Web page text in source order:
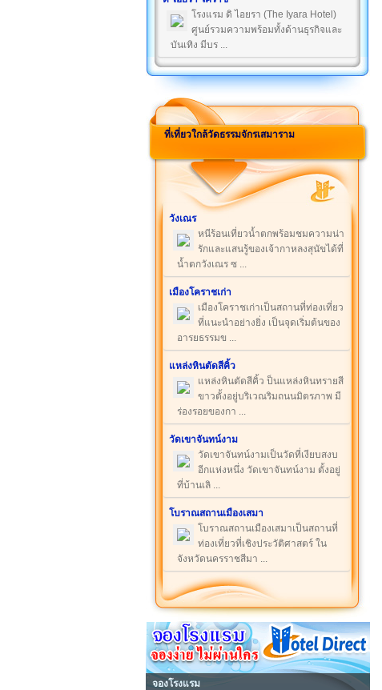
โรงแรม ดิ ไอยรา (The Iyara Hotel)
ศูนย์รวมความพร้อมทั้งด้านธุรกิจและ
บันเทิง มีบร ...
ที่เที่ยวใกล้วัดธรรมจักรเสมาราม
วังเณร
หนีร้อนเที่ยวน้ำตกพร้อมชมความน่า
รักและแสนรู้ของเจ้ากาหลงสุนัขได้ที่
น้ำตกวังเณร ซ ...
เมืองโคราชเก่า
เมืองโคราชเก่าเป็นสถานที่ท่องเที่ยว
ที่แนะนำอย่างยิ่ง เป็นจุดเริ่มต้นของ
อารยธรรมข ...
แหล่งหินตัดสีคิ้ว
แหล่งหินตัดสีคิ้ว ป็นแหล่งหินทรายสี
ขาวตั้งอยู่บริเวณริมถนนมิตรภาพ มี
ร่องรอยของกา ...
วัดเขาจันทน์งาม
วัดเขาจันทน์งามเป็นวัดที่เงียบสงบ
อีกแห่งหนึ่ง วัดเขาจันทน์งาม ตั้งอยู่
ที่บ้านเลิ ...
โบราณสถานเมืองเสมา
โบราณสถานเมืองเสมาเป็นสถานที่
ท่องเที่ยวที่เชิงประวัติศาสตร์ ใน
จังหวัดนครราชสีมา ...
จองโรงแรม